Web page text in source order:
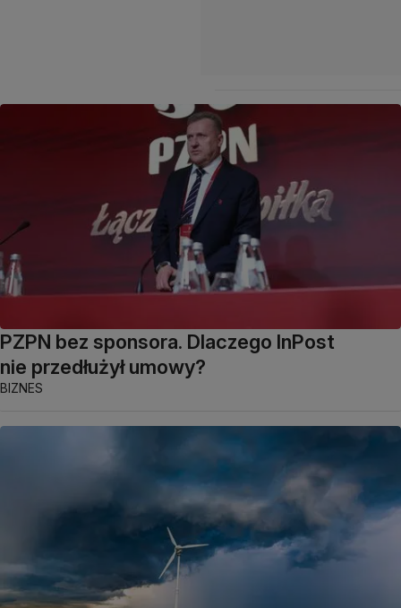
PZPN bez sponsora. Dlaczego InPost
nie przedłużył umowy?
BIZNES